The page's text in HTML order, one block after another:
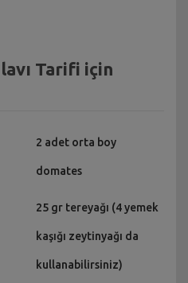
Tarifi için
2 adet orta boy
domates
25 gr tereyağı (4 yemek
kaşığı zeytinyağı da
kullanabilirsiniz)